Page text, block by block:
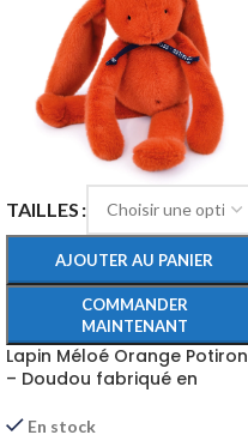
TAILLES
AJOUTER AU PANIER
COMMANDER
MAINTENANT
Lapin Méloé Orange Potiron
– Doudou fabriqué en
En stock